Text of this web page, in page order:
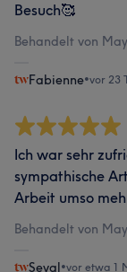
Besuch🥰
Behandelt von
Fabienne•vor 23
Ich war sehr
sympathische
Arbeit umso
Behandelt von
Seval•vor etwa 1